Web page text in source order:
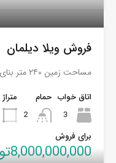
فروش ویلا دیلمان
مساحت زمین ۲۴۰ متر بنای دوبلکس نوساز کلید نخورده فول…
اتاق خواب
3
حمام
2
متراژ
برای فروش
8,000,000,000تومان